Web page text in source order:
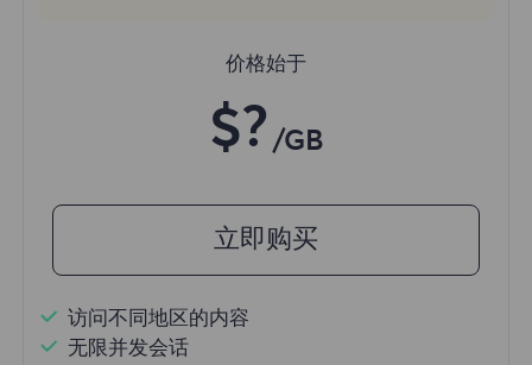
价格始于
$? /GB
立即购买
访问不同地区的内容
无限并发会话